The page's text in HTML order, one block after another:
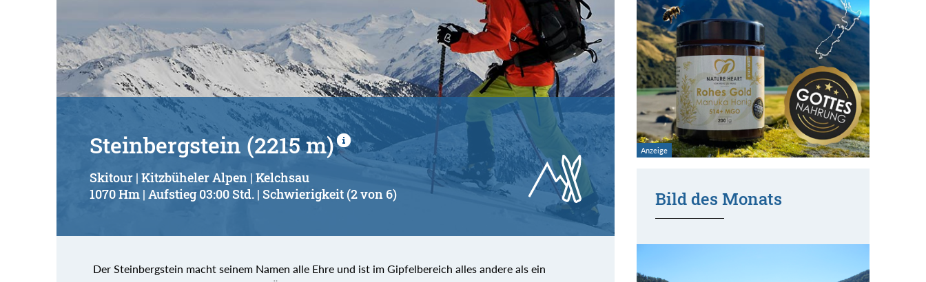
Steinbergstein (2215 m)
Skitour | Kitzbüheler Alpen | Kelchsau
1070 Hm | Aufstieg 03:00 Std. | Schwierigkeit (2 von 6)
Der Steinbergstein macht seinem Namen alle Ehre und ist im Gipfelbereich alles andere als ein
Bild des Monats